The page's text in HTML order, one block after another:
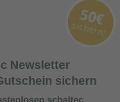
Newsletter
sichern
schaltec
50€
sichern!